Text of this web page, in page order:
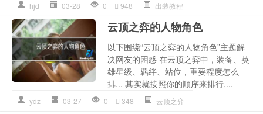
hjd 03-28 0 948 出装教程
云顶之弈的人物角色
以下围绕“云顶之弈的人物角色”主题解
决网友的困惑 在云顶之弈中，装备、英
雄星级、羁绊、站位，重要程度怎么
排... 其实就按照你的顺序来排行,...
ydz 03-27 0 348 云顶之弈